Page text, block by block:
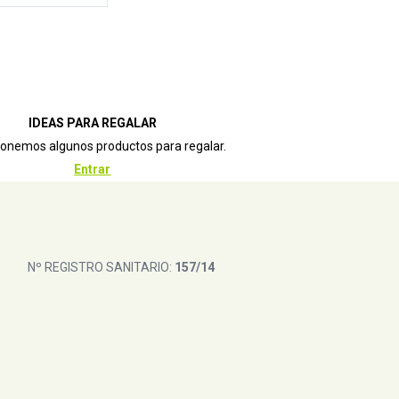
IDEAS PARA REGALAR
algunos productos para regalar.
Entrar
Nº REGISTRO SANITARIO: 157/14